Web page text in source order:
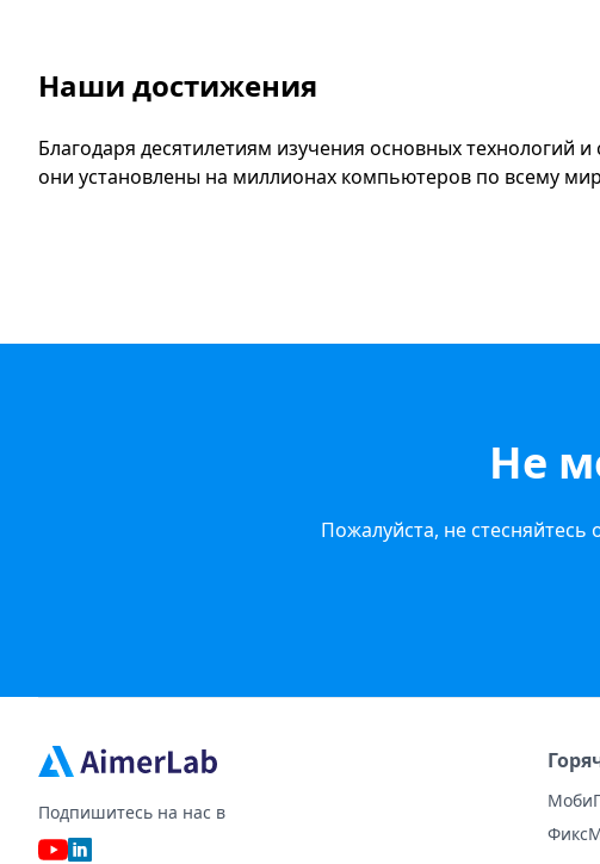
Наши достижения
Благодаря десятилетиям изучения основных технологий
они установлены на миллионах компьютеров по всему
Не
Пожалуйста, не
Подпишитесь на нас в